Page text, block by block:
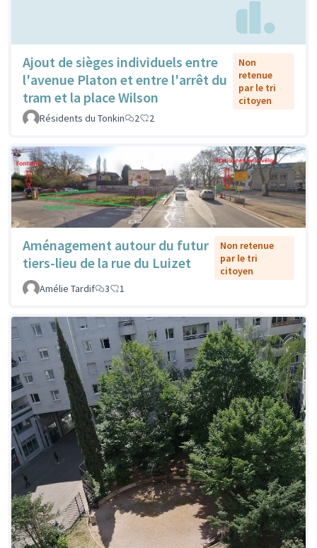
Ajout de sièges individuels entre
l'avenue Platon et entre l'arrêt du
tram et la place Wilson
Non
retenue
par le tri
citoyen
Résidents du Tonkin
2 2
Aménagement autour du futur
tiers-lieu de la rue du Luizet
Non retenue
par le tri
citoyen
Amélie Tardif
3 1